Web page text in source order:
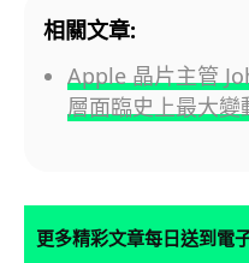
相關文章:
Apple 晶片主管
層面臨史上最大變
更多精彩文章每日送到電